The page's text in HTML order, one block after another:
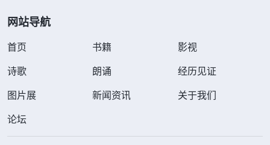
网站导航
首页 书籍
影视
诗歌
朗诵
经历见证
图片展
新闻资讯
关于我们
论坛